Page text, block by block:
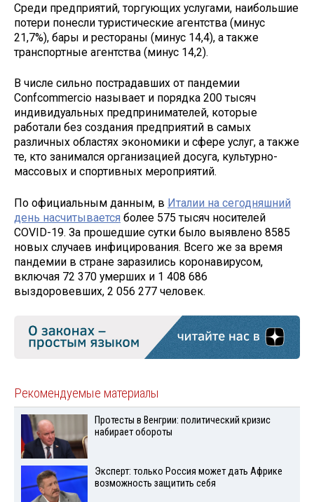
Среди предприятий, торгующих услугами, наибольшие
потери понесли туристические агентства (минус
21,7%), бары и рестораны (минус 14,4), а также
транспортные агентства (минус 14,2).
В числе сильно пострадавших от пандемии
Confcommercio называет и порядка 200 тысяч
индивидуальных предпринимателей, которые
работали без создания предприятий в самых
различных областях экономики и сфере услуг, а также
те, кто занимался организацией досуга, культурно-
массовых и спортивных мероприятий.
По официальным данным, в Италии на сегодняшний
день насчитывается более 575 тысяч носителей
COVID-19. За прошедшие сутки было выявлено 8585
новых случаев инфицирования. Всего же за время
пандемии в стране заразились коронавирусом,
включая 72 370 умерших и 1 408 686
выздоровевших, 2 056 277 человек.
Рекомендуемые материалы
Протесты в Венгрии: политический кризис
набирает обороты
Эксперт: только Россия может дать Африке
возможность защитить себя